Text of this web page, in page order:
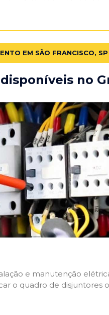
EM SÃO FRANCISCO, SP
no
e manutenção
o quadro de